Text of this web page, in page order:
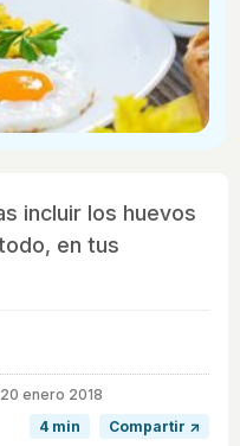
incluir los huevos
en tus
enero 2018
4 min
Compartir ↗